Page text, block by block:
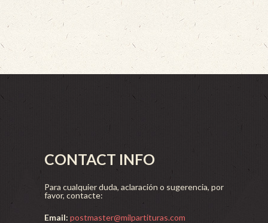
CONTACT INFO
Para cualquier duda, aclaración o sugerencia, por
favor, contacte:
Email: postmaster@milpartituras.com